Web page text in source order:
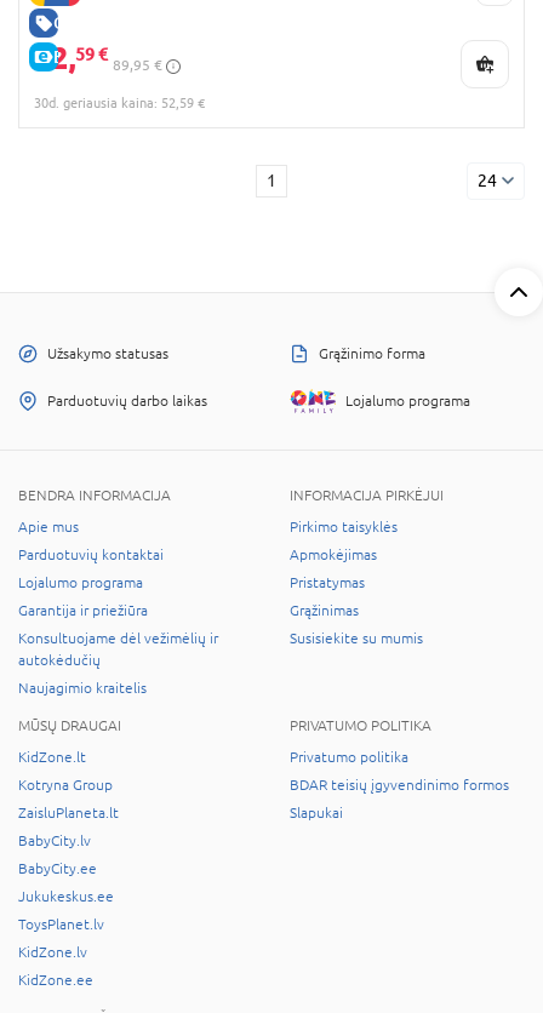
vaizduotę, bet ir suteikia galimybę pažinti
legendinį Jurassic World pasaulį iš arti. PRIMAL
HATCH T. Rex – tobula dovana vaikams,
technologijų kupinus žaidimus.
GERA KAINA
E-KAINA
52,59 €
89,95 €
30d. geriausia kaina: 52,59 €
1 24
Užsakymo statusas Grąžinimo forma
Parduotuvių darbo laikas Lojalumo programa
BENDRA INFORMACIJA
Apie mus
Parduotuvių kontaktai
Lojalumo programa
Garantija ir priežiūra
Konsultuojame dėl vežimėlių ir
autokėdučių
Naujagimio kraitelis
INFORMACIJA PIRKĖJUI
Pirkimo taisyklės
Apmokėjimas
Pristatymas
Grąžinimas
Susisiekite su mumis
MŪSŲ DRAUGAI
KidZone.lt
Kotryna Group
ZaisluPlaneta.lt
BabyCity.lv
BabyCity.ee
Jukukeskus.ee
ToysPlanet.lv
KidZone.lv
KidZone.ee
PRIVATUMO POLITIKA
Privatumo politika
BDAR teisių įgyvendinimo formos
Slapukai